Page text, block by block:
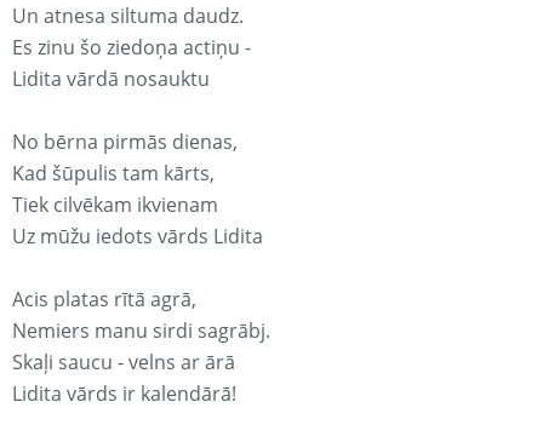
Un atnesa siltuma daudz.
Es zinu šo ziedoņa actiņu -
Lidita vārdā nosauktu
No bērna pirmās dienas,
Kad šūpulis tam kārts,
Tiek cilvēkam ikvienam
Uz mūžu iedots vārds Lidita
Acis platas rītā agrā,
Nemiers manu sirdi sagrābj.
Skaļi saucu - velns ar ārā
Lidita vārds ir kalendārā!